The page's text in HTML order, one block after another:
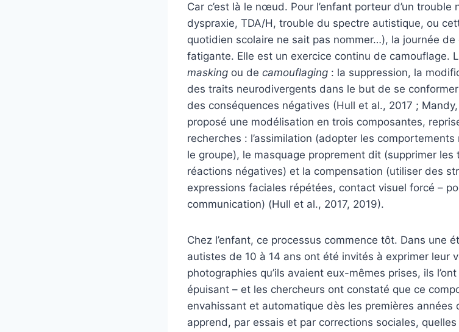
Car c’est là le nœud. Pour l’enfant porteur d’un
dyspraxie, TDA/H, trouble du spectre autistique, ou
quotidien scolaire ne sait pas nommer…), la journée de
fatigante. Elle est un exercice continu de camouflage.
masking ou de camouflaging : la suppression, la
des traits neurodivergents dans le but de se
des conséquences négatives (Hull et al., 2017 ;
proposé une modélisation en trois composantes,
recherches : l’assimilation (adopter les
le groupe), le masquage proprement dit (supprimer
réactions négatives) et la compensation (utiliser des
expressions faciales répétées, contact visuel forcé –
communication) (Hull et al., 2017, 2019).
Chez l’enfant, ce processus commence tôt. Dans une
autistes de 10 à 14 ans ont été invités à exprimer leur
photographies qu’ils avaient eux-mêmes prises, ils
épuisant – et les chercheurs ont constaté que ce
envahissant et automatique dès les premières années
apprend, par essais et par corrections sociales,